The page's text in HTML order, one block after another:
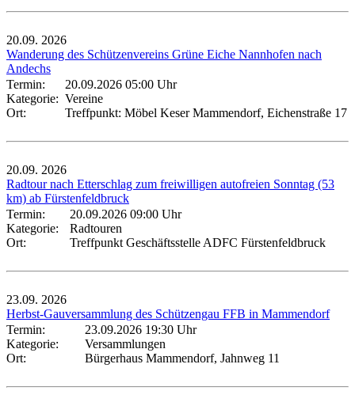
20.09. 2026
Wanderung des Schützenvereins Grüne Eiche Nannhofen nach
Andechs
Termin:
20.09.2026 05:00 Uhr
Kategorie: Vereine
Ort:
Treffpunkt: Möbel Keser Mammendorf, Eichenstraße 17
20.09. 2026
Radtour nach Etterschlag zum freiwilligen autofreien Sonntag (53
km) ab Fürstenfeldbruck
Termin:
20.09.2026 09:00 Uhr
Kategorie:
Radtouren
Ort:
Treffpunkt Geschäftsstelle ADFC Fürstenfeldbruck
23.09. 2026
Herbst-Gauversammlung des Schützengau FFB in Mammendorf
Termin:
23.09.2026 19:30 Uhr
Kategorie:
Versammlungen
Ort:
Bürgerhaus Mammendorf, Jahnweg 11